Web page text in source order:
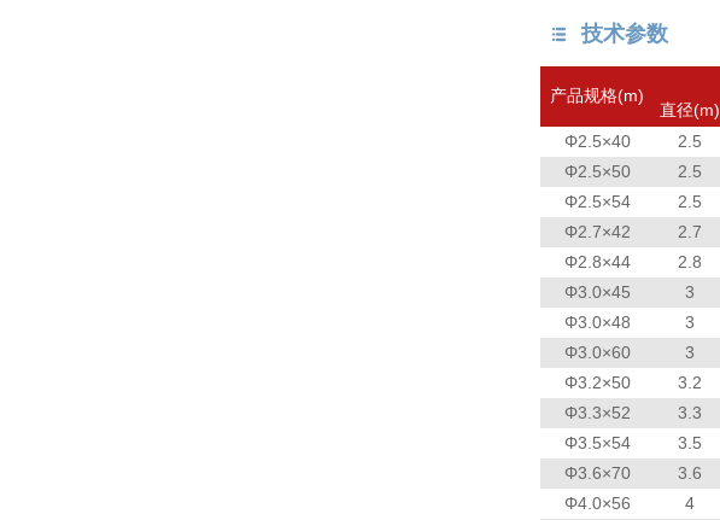
技术参数
产品规格(m)
直径(m)
Φ2.5×40
2.5
Φ2.5×50
2.5
Φ2.5×54
2.5
Φ2.7×42
2.7
Φ2.8×44
2.8
Φ3.0×45
3
Φ3.0×48
3
Φ3.0×60
3
Φ3.2×50
3.2
Φ3.3×52
3.3
Φ3.5×54
3.5
Φ3.6×70
3.6
Φ4.0×56
4